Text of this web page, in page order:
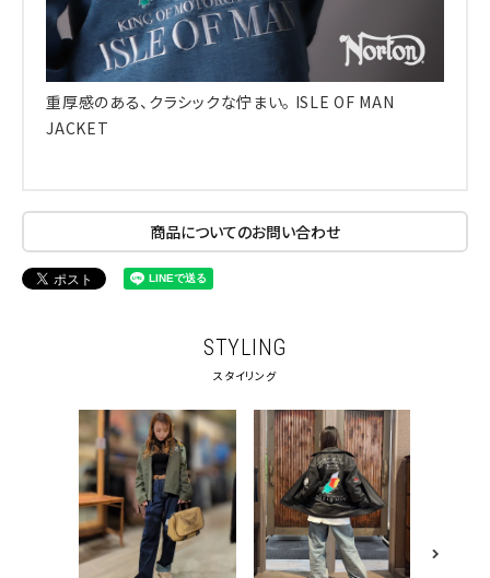
重厚感のある、クラシックな佇まい。 ISLE OF MAN
JACKET
商品についてのお問い合わせ
STYLING
スタイリング